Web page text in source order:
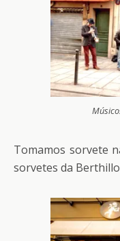
Tomamos sorvete
sorvetes da